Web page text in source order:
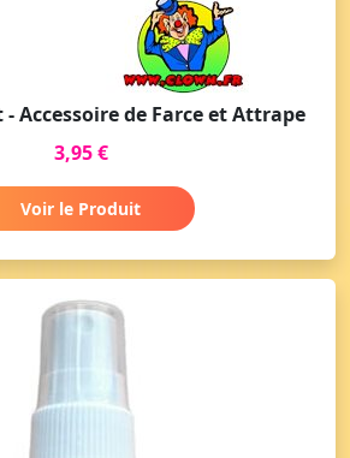
- Accessoire de Farce et Attrape
3,95 €
Voir le Produit